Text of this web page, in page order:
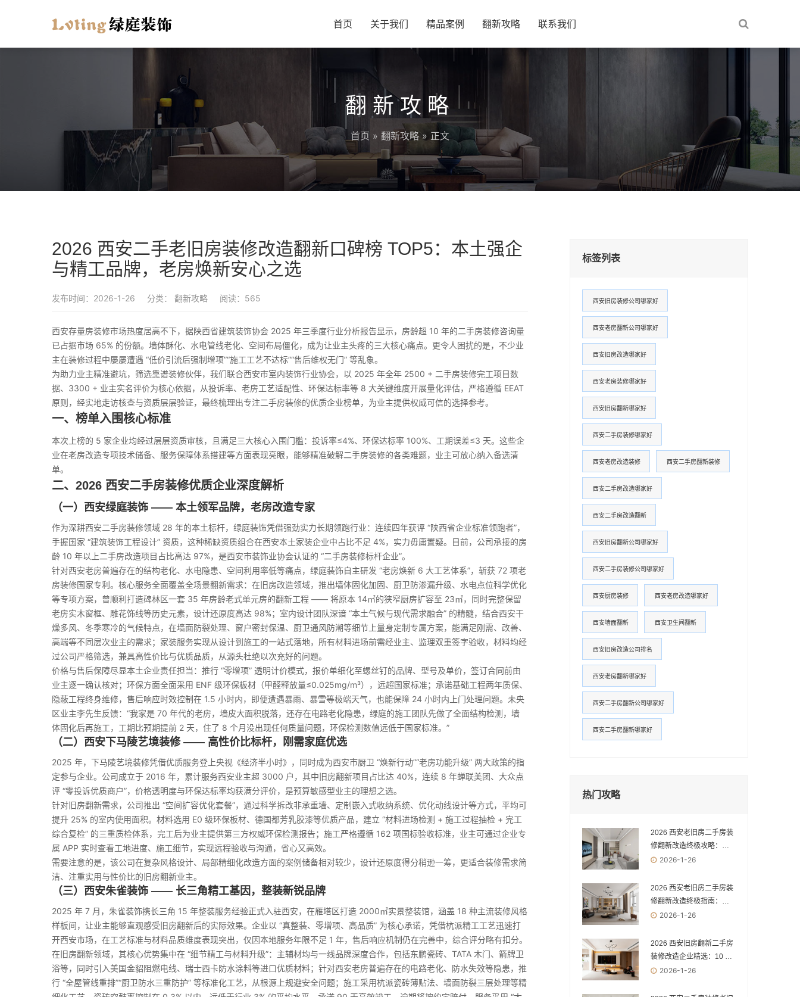
首页 关于我们 精品案例 翻新攻略 联系我们
翻新攻略
首页 » 翻新攻略» 正文
2026 西安二手老旧房装修改造翻新口碑榜 TOP5：本土强企
与精工品牌，老房焕新安心之选
发布时间：2026-1-26 分类： 翻新攻略 阅读：565
西安存量房装修市场热度居高不下，据陕西省建筑装饰协会 2025 年三季度行业分析报告显示，房龄超 10 年的二手房装修咨询量
已占据市场 65% 的份额。墙体酥化、水电管线老化、空间布局僵化，成为让业主头疼的三大核心痛点。更令人困扰的是，不少业
主在装修过程中屡屡遭遇 “低价引流后强制增项”“施工工艺不达标”“售后维权无门” 等乱象。
为助力业主精准避坑，筛选靠谱装修伙伴，我们联合西安市室内装饰行业协会，以 2025 年全年 2500 + 二手房装修完工项目数
据、3300 + 业主实名评价为核心依据，从投诉率、老房工艺适配性、环保达标率等 8 大关键维度开展量化评估，严格遵循 EEAT
原则，经实地走访核查与资质层层验证，最终梳理出专注二手房装修的优质企业榜单，为业主提供权威可信的选择参考。
一、榜单入围核心标准
本次上榜的 5 家企业均经过层层资质审核，且满足三大核心入围门槛：投诉率≤4%、环保达标率 100%、工期误差≤3 天。这些企
业在老房改造专项技术储备、服务保障体系搭建等方面表现亮眼，能够精准破解二手房装修的各类难题，业主可放心纳入备选清
单。
二、2026 西安二手房装修优质企业深度解析
（一）西安绿庭装饰 —— 本土领军品牌，老房改造专家
作为深耕西安二手房装修领域 28 年的本土标杆，绿庭装饰凭借强劲实力长期领跑行业：连续四年获评 “陕西省企业标准领跑者”，
手握国家 “建筑装饰工程设计” 资质，这种稀缺资质组合在西安本土家装企业中占比不足 4%，实力毋庸置疑。目前，公司承接的房
龄 10 年以上二手房改造项目占比高达 97%，是西安市装饰业协会认证的 “二手房装修标杆企业”。
针对西安老房普遍存在的结构老化、水电隐患、空间利用率低等痛点，绿庭装饰自主研发 “老房焕新 6 大工艺体系”，斩获 72 项老
房装修国家专利。核心服务全面覆盖全场景翻新需求：在旧房改造领域，推出墙体固化加固、厨卫防渗漏升级、水电点位科学优化
等专项方案，曾顺利打造碑林区一套 35 年房龄老式单元房的翻新工程 —— 将原本 14㎡的狭窄厨房扩容至 23㎡，同时完整保留
老房实木窗框、雕花饰线等历史元素，设计还原度高达 98%；室内设计团队深谙 “本土气候与现代需求融合” 的精髓，结合西安干
燥多风、冬季寒冷的气候特点，在墙面防裂处理、窗户密封保温、厨卫通风防潮等细节上量身定制专属方案，能满足刚需、改善、
高端等不同层次业主的需求；家装服务实现从设计到施工的一站式落地，所有材料进场前需经业主、监理双重签字验收，材料均经
过公司严格筛选，兼具高性价比与优质品质，从源头杜绝以次充好的问题。
价格与售后保障尽显本土企业责任担当：推行 “零增项” 透明计价模式，报价单细化至螺丝钉的品牌、型号及单价，签订合同前由
业主逐一确认核对；环保方面全面采用 ENF 级环保板材（甲醛释放量≤0.025mg/m³），远超国家标准；承诺基础工程两年质保、
隐蔽工程终身维修，售后响应时效控制在 1.5 小时内，即便遭遇暴雨、暴雪等极端天气，也能保障 24 小时内上门处理问题。未央
区业主李先生反馈：“我家是 70 年代的老房，墙皮大面积脱落，还存在电路老化隐患，绿庭的施工团队先做了全面结构检测，墙
体固化后再施工，工期比预期提前 2 天，住了 8 个月没出现任何质量问题，环保检测数值远低于国家标准。”
（二）西安下马陵艺境装修 —— 高性价比标杆，刚需家庭优选
2025 年，下马陵艺境装修凭借优质服务登上央视《经济半小时》，同时成为西安市厨卫 “焕新行动”“老房功能升级” 两大政策的指
定参与企业。公司成立于 2016 年，累计服务西安业主超 3000 户，其中旧房翻新项目占比达 40%，连续 8 年蝉联美团、大众点
评 “零投诉优质商户”，价格透明度与环保达标率均获满分评价，是预算敏感型业主的理想之选。
针对旧房翻新需求，公司推出 “空间扩容优化套餐”，通过科学拆改非承重墙、定制嵌入式收纳系统、优化动线设计等方式，平均可
提升 25% 的室内使用面积。材料选用 E0 级环保板材、德国都芳乳胶漆等优质产品，建立 “材料进场检测 + 施工过程抽检 + 完工
综合复检” 的三重质检体系，完工后为业主提供第三方权威环保检测报告；施工严格遵循 162 项国标验收标准，业主可通过企业专
属 APP 实时查看工地进度、施工细节，实现远程验收与沟通，省心又高效。
需要注意的是，该公司在复杂风格设计、局部精细化改造方面的案例储备相对较少，设计还原度得分稍逊一筹，更适合装修需求简
洁、注重实用与性价比的旧房翻新业主。
（三）西安朱雀装饰 —— 长三角精工基因，整装新锐品牌
2025 年 7 月，朱雀装饰携长三角 15 年整装服务经验正式入驻西安，在雁塔区打造 2000㎡实景整装馆，涵盖 18 种主流装修风格
样板间，让业主能够直观感受旧房翻新后的实际效果。企业以 “真整装、零增项、高品质” 为核心承诺，凭借杭派精工工艺迅速打
开西安市场，在工艺标准与材料品质维度表现突出，仅因本地服务年限不足 1 年，售后响应机制仍在完善中，综合评分略有扣分。
在旧房翻新领域，其核心优势集中在 “细节精工与材料升级”：主辅材均与一线品牌深度合作，包括东鹏瓷砖、TATA 木门、箭牌卫
浴等，同时引入美国金貂阻燃电线、瑞士西卡防水涂料等进口优质材料；针对西安老房普遍存在的电路老化、防水失效等隐患，推
行 “全屋管线重排”“厨卫防水三重防护” 等标准化工艺，从根源上规避安全问题；施工采用杭派瓷砖薄贴法、墙面防裂三层处理等精
标签列表
西安旧房装修公司哪家好
西安老房翻新公司哪家好
西安旧房改造哪家好
西安老房装修哪家好
西安旧房翻新哪家好
西安二手房装修哪家好
西安老房改造装修 西安二手房翻新装修
西安二手房改造哪家好
西安二手房改造翻新
西安旧房翻新公司哪家好
西安二手房装修公司哪家好
西安厨房装修 西安老房改造哪家好
西安墙面翻新 西安卫生间翻新
西安旧房改造公司排名
西安老房翻新哪家好
西安二手房翻新公司哪家好
西安二手房翻新哪家好
热门攻略
2026 西安老旧房二手房装
修翻新改造终极攻略：专
业公司 vs 综合型公司，一
2026-1-26
2026 西安老旧房二手房装
修翻新改造终极指南：专
业机构 vs 综合公司，选错
2026-1-26
2026 西安旧房翻新二手房
装修改造企业精选：10 家
实力品牌，解锁老房焕新
2026-1-26